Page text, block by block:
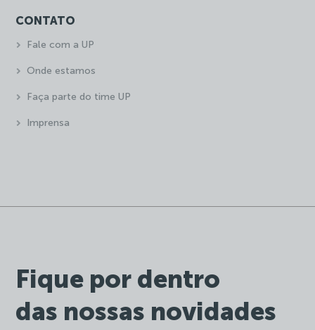
Fique por dentro
das nossas novidades
CONTATO
Fale com a UP
Onde estamos
Faça parte do time UP
Imprensa